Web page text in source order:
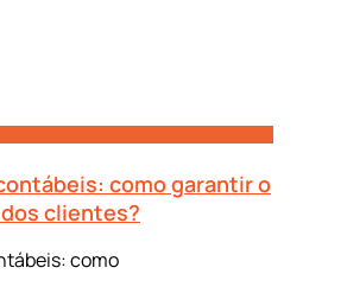
como garantir o
clientes?
como